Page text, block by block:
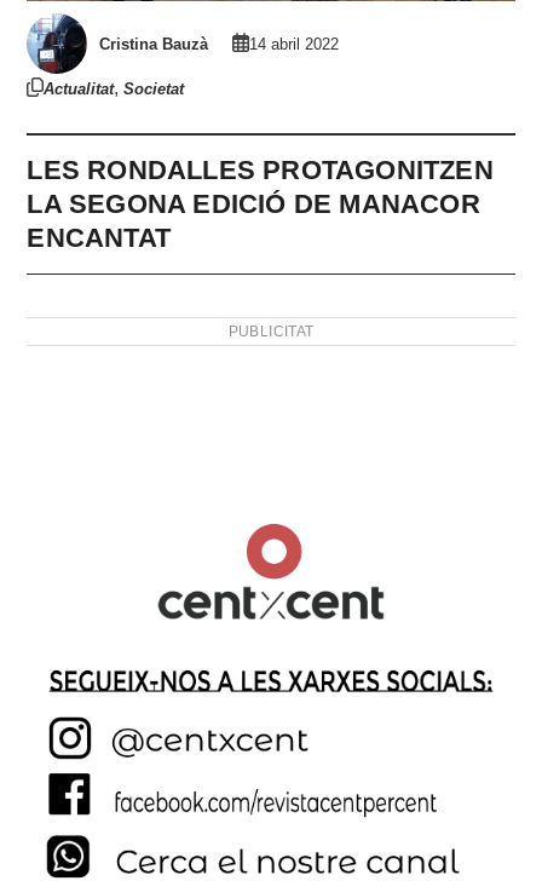
Cristina Bauzà 14 abril 2022
Actualitat,Societat
LES RONDALLES PROTAGONITZEN
LA SEGONA EDICIÓ DE MANACOR
ENCANTAT
PUBLICITAT